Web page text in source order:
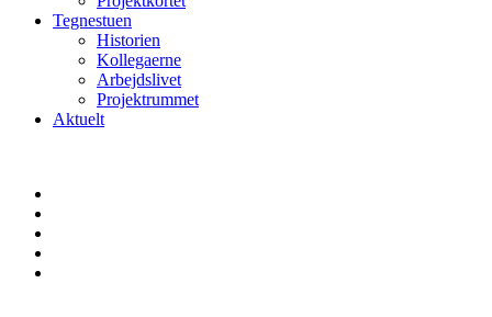
Tegnestuen
Historien
Kollegaerne
Arbejdslivet
Projektrummet
Aktuelt